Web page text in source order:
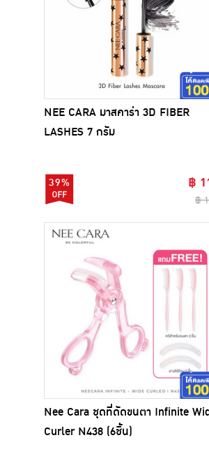
NEE CARA มาสคาร่า 3D FIBER
LASHES 7 กรัม
39% ฿
฿
Nee Cara ชุดที่ดัดขนตา Infinite
Curler N438 (6ชิ้น)